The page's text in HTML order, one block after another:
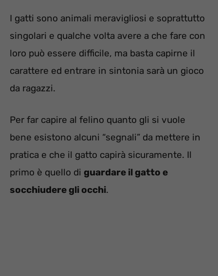
I gatti sono animali meravigliosi e soprattutto
singolari e qualche volta avere a che fare con
loro può essere difficile, ma basta capirne il
carattere ed entrare in sintonia sarà un gioco
da ragazzi.
Per far capire al felino quanto gli si vuole
bene esistono alcuni “segnali” da mettere in
pratica e che il gatto capirà sicuramente. Il
primo è quello di guardare il gatto e
socchiudere gli occhi.